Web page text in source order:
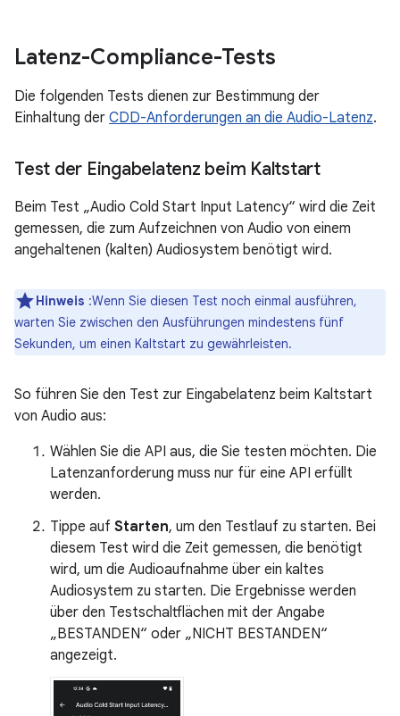
Latenz-Compliance-Tests
Die folgenden Tests dienen zur Bestimmung der
Einhaltung der CDD-Anforderungen an die Audio-Latenz.
Test der Eingabelatenz beim Kaltstart
Beim Test „Audio Cold Start Input Latency“ wird die Zeit
gemessen, die zum Aufzeichnen von Audio von einem
angehaltenen (kalten) Audiosystem benötigt wird.
Hinweis :Wenn Sie diesen Test noch einmal ausführen,
warten Sie zwischen den Ausführungen mindestens fünf
Sekunden, um einen Kaltstart zu gewährleisten.
So führen Sie den Test zur Eingabelatenz beim Kaltstart
von Audio aus:
Wählen Sie die API aus, die Sie testen möchten. Die
Latenzanforderung muss nur für eine API erfüllt
werden.
Tippe auf Starten, um den Testlauf zu starten. Bei
diesem Test wird die Zeit gemessen, die benötigt
wird, um die Audioaufnahme über ein kaltes
Audiosystem zu starten. Die Ergebnisse werden
über den Testschaltflächen mit der Angabe
„BESTANDEN“ oder „NICHT BESTANDEN“
angezeigt.